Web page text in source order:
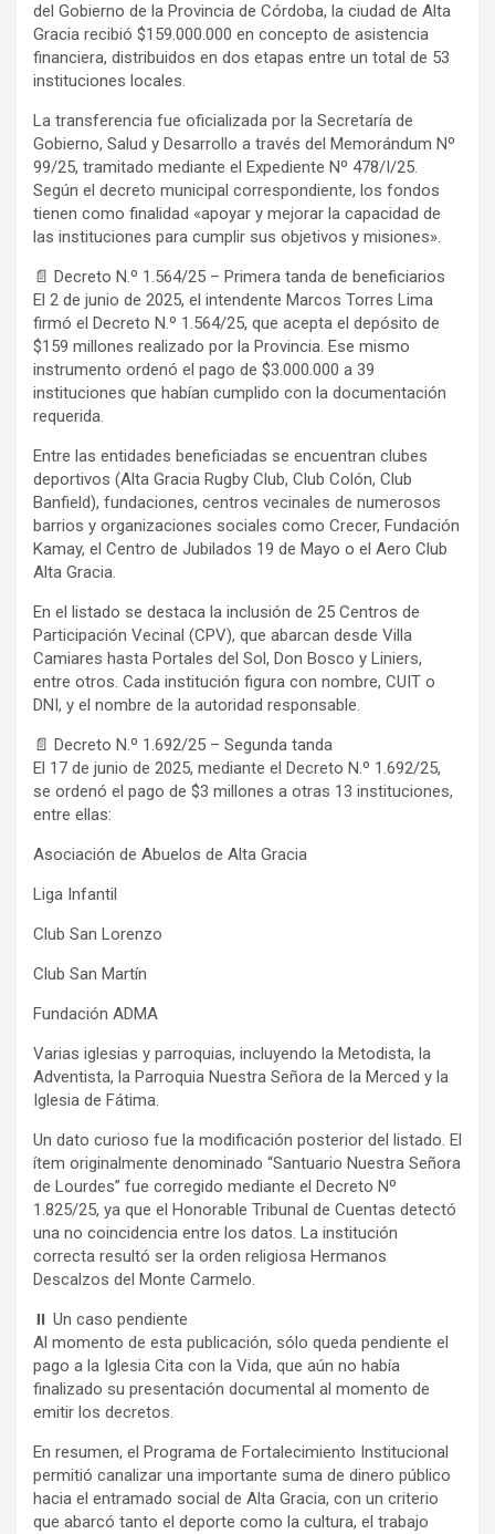
del Gobierno de la Provincia de Córdoba, la ciudad de Alta
Gracia recibió $159.000.000 en concepto de asistencia
financiera, distribuidos en dos etapas entre un total de 53
instituciones locales.
La transferencia fue oficializada por la Secretaría de
Gobierno, Salud y Desarrollo a través del Memorándum Nº
99/25, tramitado mediante el Expediente Nº 478/I/25.
Según el decreto municipal correspondiente, los fondos
tienen como finalidad «apoyar y mejorar la capacidad de
las instituciones para cumplir sus objetivos y misiones».
📄 Decreto N.º 1.564/25 – Primera tanda de beneficiarios
El 2 de junio de 2025, el intendente Marcos Torres Lima
firmó el Decreto N.º 1.564/25, que acepta el depósito de
$159 millones realizado por la Provincia. Ese mismo
instrumento ordenó el pago de $3.000.000 a 39
instituciones que habían cumplido con la documentación
requerida.
Entre las entidades beneficiadas se encuentran clubes
deportivos (Alta Gracia Rugby Club, Club Colón, Club
Banfield), fundaciones, centros vecinales de numerosos
barrios y organizaciones sociales como Crecer, Fundación
Kamay, el Centro de Jubilados 19 de Mayo o el Aero Club
Alta Gracia.
En el listado se destaca la inclusión de 25 Centros de
Participación Vecinal (CPV), que abarcan desde Villa
Camiares hasta Portales del Sol, Don Bosco y Liniers,
entre otros. Cada institución figura con nombre, CUIT o
DNI, y el nombre de la autoridad responsable.
📄 Decreto N.º 1.692/25 – Segunda tanda
El 17 de junio de 2025, mediante el Decreto N.º 1.692/25,
se ordenó el pago de $3 millones a otras 13 instituciones,
entre ellas:
Asociación de Abuelos de Alta Gracia
Liga Infantil
Club San Lorenzo
Club San Martín
Fundación ADMA
Varias iglesias y parroquias, incluyendo la Metodista, la
Adventista, la Parroquia Nuestra Señora de la Merced y la
Iglesia de Fátima.
Un dato curioso fue la modificación posterior del listado. El
ítem originalmente denominado “Santuario Nuestra Señora
de Lourdes” fue corregido mediante el Decreto Nº
1.825/25, ya que el Honorable Tribunal de Cuentas detectó
una no coincidencia entre los datos. La institución
correcta resultó ser la orden religiosa Hermanos
Descalzos del Monte Carmelo.
⏸️ Un caso pendiente
Al momento de esta publicación, sólo queda pendiente el
pago a la Iglesia Cita con la Vida, que aún no había
finalizado su presentación documental al momento de
emitir los decretos.
En resumen, el Programa de Fortalecimiento Institucional
permitió canalizar una importante suma de dinero público
hacia el entramado social de Alta Gracia, con un criterio
que abarcó tanto el deporte como la cultura, el trabajo